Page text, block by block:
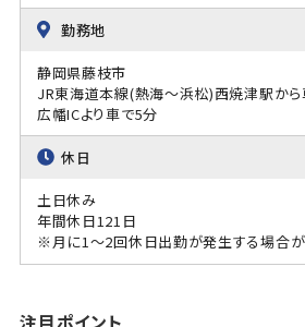
勤務地
静岡県藤枝市
JR東海道本線(熱海～浜松)西焼津駅から
広幡ICより車で5分
休日
土日休み
年間休日121日
※月に1～2回休日出勤が発生する場合が
注目ポイント